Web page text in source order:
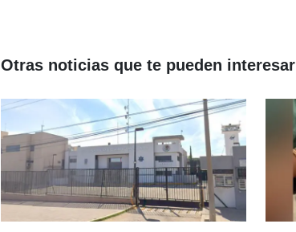
Otras noticias que te pueden interesar